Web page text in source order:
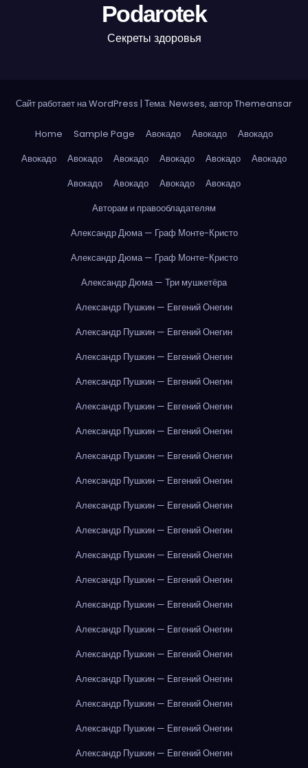
Podarotek
Секреты здоровья
Сайт работает на WordPress | Тема: Newses, авторThemeansar
Home Sample Page Авокадо Авокадо
Авокадо
Авокадо
Авокадо Авокадо Авокадо Авокадо
Авокадо
Авокадо
Авокадо Авокадо
Авокадо
Авторам и правообладателям
Александр Дюма — Граф Монте-Кристо
Александр Дюма — Граф Монте-Кристо
Александр Дюма — Три мушкетёра
Александр Пушкин — Евгений Онегин
Александр Пушкин — Евгений Онегин
Александр Пушкин — Евгений Онегин
Александр Пушкин — Евгений Онегин
Александр Пушкин — Евгений Онегин
Александр Пушкин — Евгений Онегин
Александр Пушкин — Евгений Онегин
Александр Пушкин — Евгений Онегин
Александр Пушкин — Евгений Онегин
Александр Пушкин — Евгений Онегин
Александр Пушкин — Евгений Онегин
Александр Пушкин — Евгений Онегин
Александр Пушкин — Евгений Онегин
Александр Пушкин — Евгений Онегин
Александр Пушкин — Евгений Онегин
Александр Пушкин — Евгений Онегин
Александр Пушкин — Евгений Онегин
Александр Пушкин — Евгений Онегин
Александр Пушкин — Евгений Онегин